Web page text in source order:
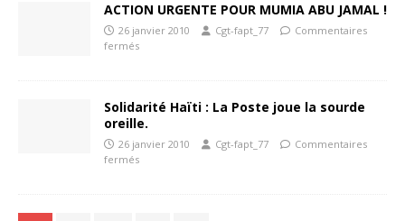
ACTION URGENTE POUR MUMIA ABU JAMAL !
26 janvier 2010 Cgt-fapt_77
Commentaires
fermés
Solidarité Haïti : La Poste joue la sourde
oreille.
26 janvier 2010 Cgt-fapt_77
Commentaires
fermés